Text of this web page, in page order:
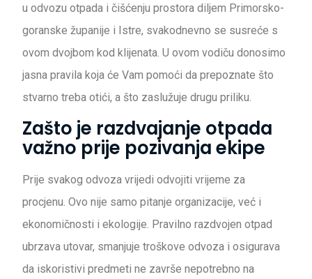
u odvozu otpada i čišćenju prostora diljem Primorsko-
goranske županije i Istre, svakodnevno se susreće s
ovom dvojbom kod klijenata. U ovom vodiču donosimo
jasna pravila koja će Vam pomoći da prepoznate što
stvarno treba otići, a što zaslužuje drugu priliku.
Zašto je razdvajanje otpada
važno prije pozivanja ekipe
Prije svakog odvoza vrijedi odvojiti vrijeme za
procjenu. Ovo nije samo pitanje organizacije, već i
ekonomičnosti i ekologije. Pravilno razdvojen otpad
ubrzava utovar, smanjuje troškove odvoza i osigurava
da iskoristivi predmeti ne završe nepotrebno na